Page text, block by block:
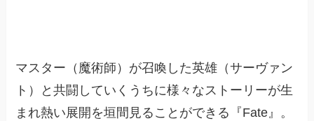
マスター（魔術師）が召喚した英雄（サーヴァン
ト）と共闘していくうちに様々なストーリーが生
まれ熱い展開を垣間見ることができる『Fate』。